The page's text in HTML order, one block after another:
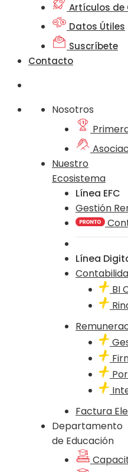
Artículos de
Datos Útiles
Suscríbete
Contacto
Nosotros
Nuestro
Ecosistema
Línea EFC
Gestión
Línea
BI
Factura
Departamento
de Educación